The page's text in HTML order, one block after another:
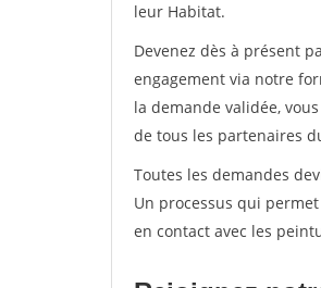
leur Habitat.
Devenez dès à présent
engagement via notre
la demande validée,
de tous les partenaires
Toutes les demandes
Un processus qui
en contact avec les